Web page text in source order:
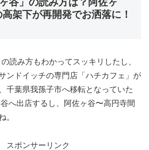
架下が再開発でお洒落に！
の読み方もわかってスッキリしたし、
ンドイッチの専門店「ハチカフェ」が
千葉県我孫子市へ移転となっていた
谷へ出店するし、阿佐ヶ谷〜高円寺間
。
スポンサーリンク